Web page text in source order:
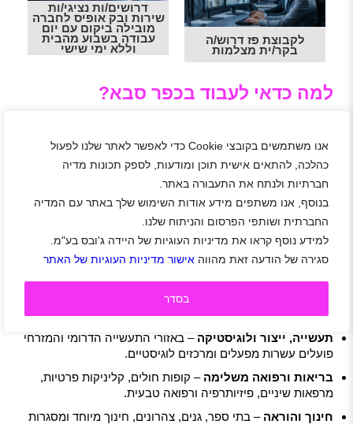
אנו משתמשים בקובצי Cookie כדי לאפשר לאתר שלנו לפעול
כהלכה, להתאים אישית תוכן ומודעות, לספק תכונות מדיה
חברתיות ולנתח את התעבורה באתר.
בנוסף, אנו משתפים מידע אודות השימוש שלך באתר עם המדיה
החברתית ושותפי הפרסום והניתוח שלנו.
למידע נוסף קראו את מדיניות העוגיות של היידה ג'ובס בע"מ.
סגירה של הודעה זאת מהווה אישור מדיניות העוגיות של האתר
בסדר
לקבוצת פז דרוש/ה
בקר/ית מצלמות
דרושים/ות נציגי/ות
שירות ובק אופיס לחברה
מובילה ביקום עם יום
עבודה בשבוע מהבית
וללא ימי שישי
למה כדאי לעבוד בכפר סבא?
ויישובי השרון. אבל היתרון האמיתי של כפר סבא הוא השילוב בין
קצב עבודה מקצועי ואנרגטי – לבין סביבה קהילתית, ירוקה
ואיכותית.
בין אם אתם רוצים לקצר את זמן ההגעה לעבודה, לשלב בין
קריירה לחיי משפחה, או לעבוד בסביבה יציבה – חיפוש
כפר סבאהוא צעד חכם בכיוון הנכון.
אילו תחומים בולטים בחיפוש דרושים
– מוקדים טלפוניים, חברות סלולר,
ביטוח, בנקים ורשתות שיווק.
תעשייה, ייצור ולוגיסטיקה – באזורי התעשייה הדרומי והמזרחי
פועלים עשרות מפעלים ומרכזים לוגיסטיים.
בריאות ורפואה משלימה – קופות חולים, קליניקות פרטיות,
מרפאות שיניים, פיזיותרפיה ורפואה טבעית.
חינוך והוראה – בתי ספר, גנים, צהרונים, חינוך מיוחד ומסגרות